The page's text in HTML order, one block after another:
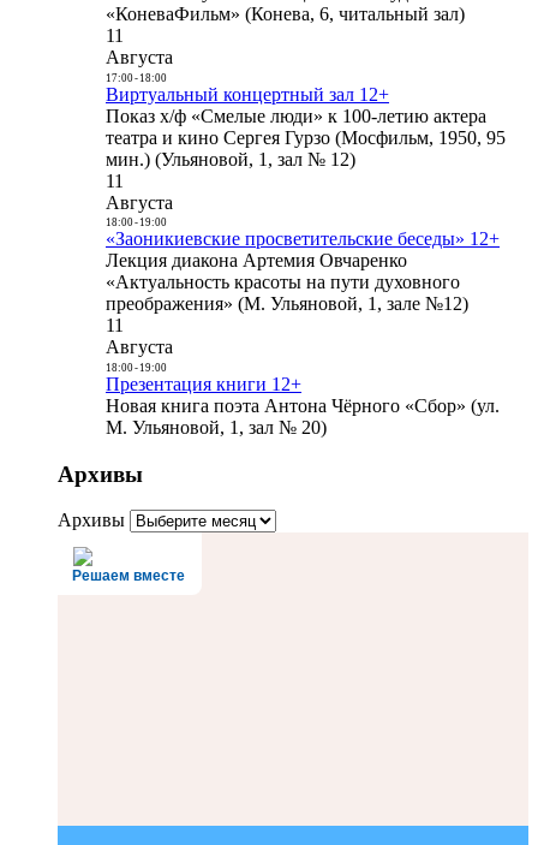
«КоневаФильм» (Конева, 6, читальный зал)
11
Августа
17:00- 18:00
Виртуальный концертный зал 12+
Показ х/ф «Смелые люди» к 100-летию актера
театра и кино Сергея Гурзо (Мосфильм, 1950, 95
мин.) (Ульяновой, 1, зал № 12)
11
Августа
18:00- 19:00
«Заоникиевские просветительские беседы» 12+
Лекция диакона Артемия Овчаренко
«Актуальность красоты на пути духовного
преображения» (М. Ульяновой, 1, зале №12)
11
Августа
18:00- 19:00
Презентация книги 12+
Новая книга поэта Антона Чёрного «Сбор» (ул.
М. Ульяновой, 1, зал № 20)
Архивы
Архивы
Решаем вместе